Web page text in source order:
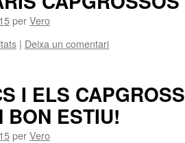
perVero
| Deixa un comentari
I ELS
BON ESTIU!
perVero